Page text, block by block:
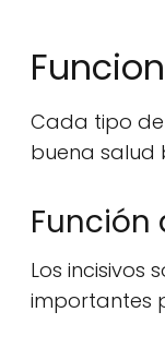
Cada tipo
buena salud
Función
Los incisivos
importantes